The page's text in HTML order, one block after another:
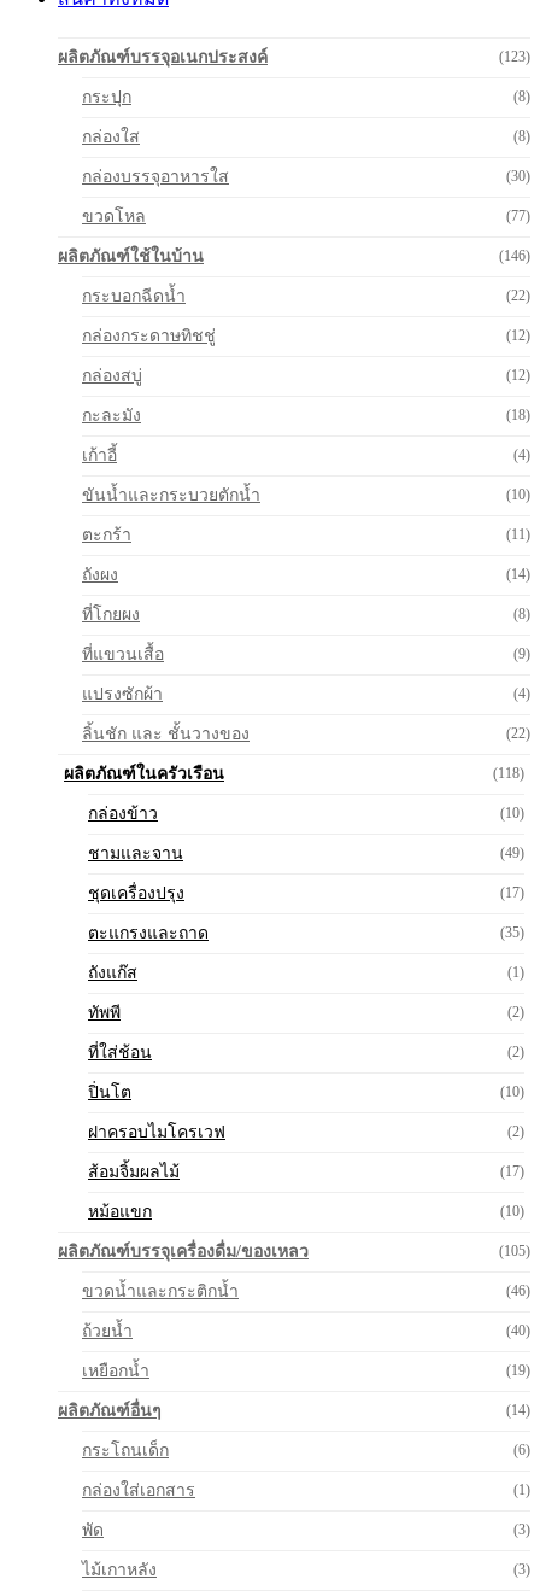
ผลิตภัณฑ์บรรจุอเนกประสงค์ (123)
กระปุก (8)
กล่องใส (8)
กล่องบรรจุอาหารใส (30)
ขวดโหล (77)
ผลิตภัณฑ์ใช้ในบ้าน (146)
กระบอกฉีดน้ำ (22)
กล่องกระดาษทิชชู่ (12)
กล่องสบู่ (12)
กะละมัง (18)
เก้าอี้ (4)
ขันน้ำและกระบวยตักน้ำ (10)
ตะกร้า (11)
ถังผง (14)
ที่โกยผง (8)
ที่แขวนเสื้อ (9)
แปรงซักผ้า (4)
ลิ้นชัก และ ชั้นวางของ (22)
ผลิตภัณฑ์ในครัวเรือน (118)
กล่องข้าว (10)
ชามและจาน (49)
ชุดเครื่องปรุง (17)
ตะแกรงและถาด (35)
ถังแก๊ส (1)
ทัพพี (2)
ที่ใส่ช้อน (2)
ปิ่นโต (10)
ฝาครอบไมโครเวฟ (2)
ส้อมจิ้มผลไม้ (17)
หม้อแขก (10)
ผลิตภัณฑ์บรรจุเครื่องดื่ม/ของเหลว (105)
ขวดน้ำและกระติกน้ำ (46)
ถ้วยน้ำ (40)
เหยือกน้ำ (19)
ผลิตภัณฑ์อื่นๆ (14)
กระโถนเด็ก (6)
กล่องใส่เอกสาร (1)
พัด (3)
ไม้เกาหลัง (3)